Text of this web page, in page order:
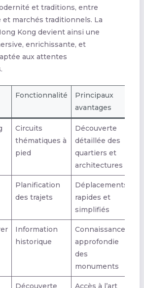
et traditions, entre
et marchés traditionnels. La
Kong devient ainsi une
enrichissante, et
aux attentes
Fonctionnalité
Principaux
avantages
Circuits
thématiques à
pied
Découverte
détaillée des
quartiers et
architectures
Planification
des trajets
Déplacements
rapides et
simplifiés
Information
historique
Connaissance
approfondie
des
monuments
Découverte
Accès à l’art